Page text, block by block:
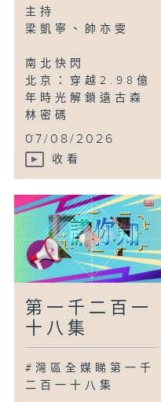
江門：建立「僑都
南寧：感受當地享
鳥瞰神州
杭州：飛瀑流泉滿
主持
梁凱寧、帥亦雯
南北快閃
北京：穿越2.98億
年時光解鎖遠古森
林密碼
...
07/08/2026
收看
第一千二百一
十八集
#灣區全媒睇第一千
二百一十八集